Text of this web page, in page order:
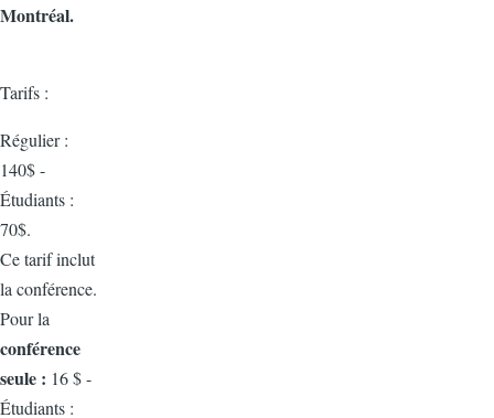
Montréal.
Tarifs :
Régulier :
140$ -
Étudiants :
70$.
Ce tarif inclut
la conférence.
Pour la
conférence
seule : 16 $ -
Étudiants :